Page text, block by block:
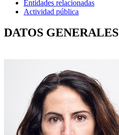
Entidades relacionadas
Actividad pública
DATOS GENERALES